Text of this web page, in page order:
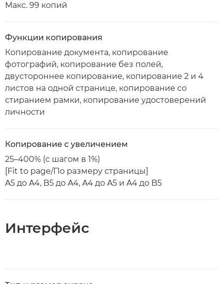
Макс. 99 копий
Функции копирования
Копирование документа, копирование
фотографий, копирование без полей,
двустороннее копирование, копирование 2 и 4
листов на одной странице, копирование со
стиранием рамки, копирование удостоверений
личности
Копирование с увеличением
25–400% (с шагом в 1%)
[Fit to page/По размеру страницы]
A5 до A4, B5 до A4, A4 до A5 и A4 до B5
Интерфейс